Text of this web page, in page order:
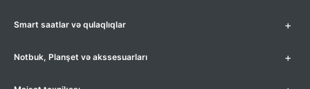
Smart saatlar və qulaqlıqlar +
Notbuk, Planşet və akssesuarları +